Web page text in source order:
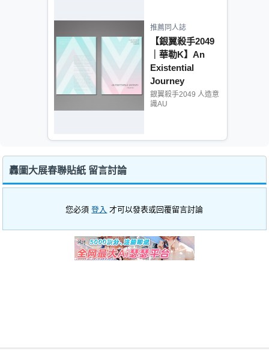
推薦同人誌
【銀翼殺手2049
｜華勒K】An
Existential
Journey
銀翼殺手2049 人造意
識AU
轟圖大展春聯貼紙 留言討論
您必須登入 才可以發表或回覆留言討論